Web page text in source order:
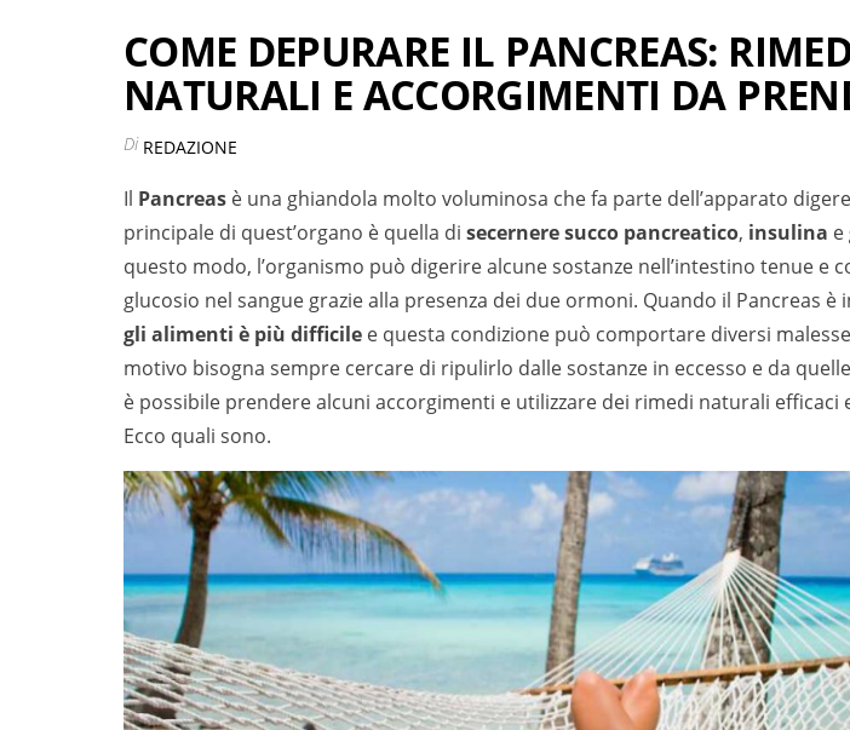
COME DEPURARE IL PANCREAS:
NATURALI E ACCORGIMENTI DA
Di REDAZIONE
Il Pancreas è una ghiandola molto voluminosa che fa parte dell’apparato
principale di quest’organo è quella di secernere succo pancreatico, insulina e
questo modo, l’organismo può digerire alcune sostanze nell’intestino tenue e
glucosio nel sangue grazie alla presenza dei due ormoni. Quando il Pancreas è
gli alimenti è più difficile e questa condizione può comportare diversi
motivo bisogna sempre cercare di ripulirlo dalle sostanze in eccesso e da
è possibile prendere alcuni accorgimenti e utilizzare dei rimedi naturali efficaci
Ecco quali sono.